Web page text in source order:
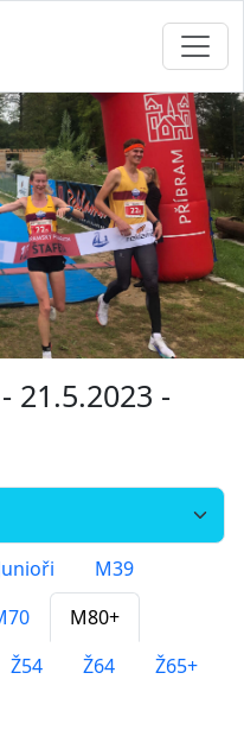
21.5.2023 -
M39
M80+
Ž54 Ž64
Ž65+